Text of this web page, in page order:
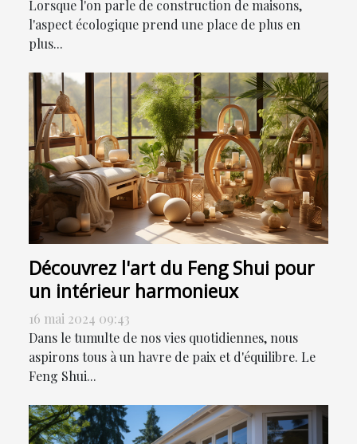
Lorsque l'on parle de construction de maisons,
l'aspect écologique prend une place de plus en
plus...
Découvrez l'art du Feng Shui pour
un intérieur harmonieux
16 mai 2024 09:43
Dans le tumulte de nos vies quotidiennes, nous
aspirons tous à un havre de paix et d'équilibre. Le
Feng Shui...